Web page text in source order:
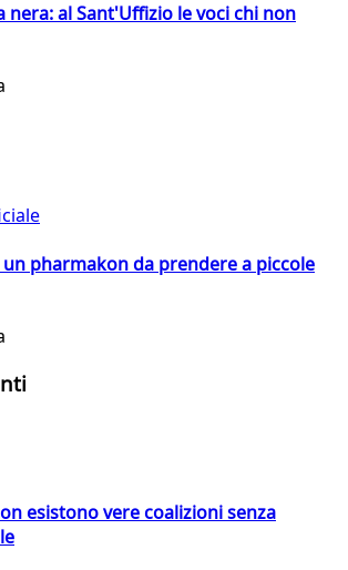
nera: al Sant'Uffizio le voci chi non
un pharmakon da prendere a piccole
esistono vere coalizioni senza